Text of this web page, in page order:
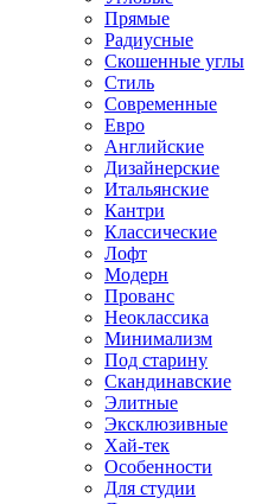
Прямые
Радиусные
Скошенные углы
Стиль
Современные
Евро
Английские
Дизайнерские
Итальянские
Кантри
Классические
Лофт
Модерн
Прованс
Неоклассика
Минимализм
Под старину
Скандинавские
Элитные
Эксклюзивные
Хай-тек
Особенности
Для студии